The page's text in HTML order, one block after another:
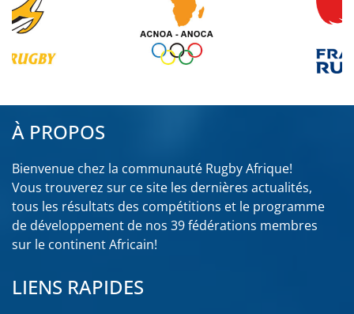
À PROPOS
Bienvenue chez la communauté Rugby Afrique!
Vous trouverez sur ce site les dernières actualités,
tous les résultats des compétitions et le programme
de développement de nos 39 fédérations membres
sur le continent Africain!
LIENS RAPIDES